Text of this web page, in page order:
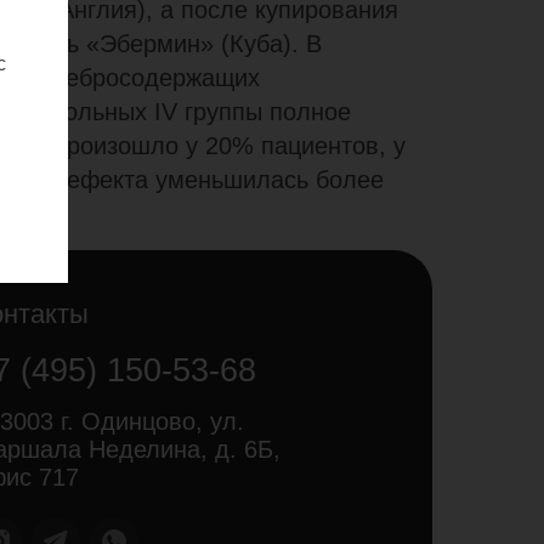
Англия), а после купирования
мазь «Эбермин» (Куба). В
серебросодержащих
у больных IV группы полное
язв произошло у 20% пациентов, у
дефекта уменьшилась более
г. Одинцово, ул.
Неделина, д. 6Б,
717
(495) 150-53-68